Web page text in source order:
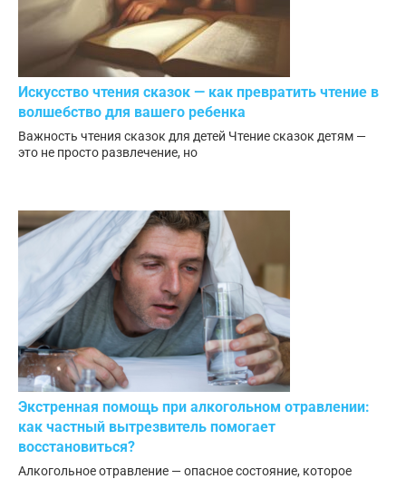
Искусство чтения сказок — как превратить чтение в
волшебство для вашего ребенка
Важность чтения сказок для детей Чтение сказок детям —
это не просто развлечение, но
Экстренная помощь при алкогольном отравлении:
как частный вытрезвитель помогает
восстановиться?
Алкогольное отравление — опасное состояние, которое